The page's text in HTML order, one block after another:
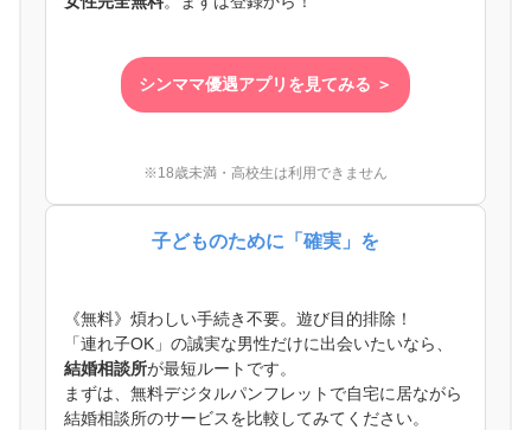
シンママ優遇アプリを見てみる ＞
※18歳未満・高校生は利用できません
子どものために「確実」を
《無料》煩わしい手続き不要。遊び目的排除！
「連れ子OK」の誠実な男性だけに出会いたいなら、
結婚相談所が最短ルートです。
まずは、無料デジタルパンフレットで自宅に居ながら
結婚相談所のサービスを比較してみてください。